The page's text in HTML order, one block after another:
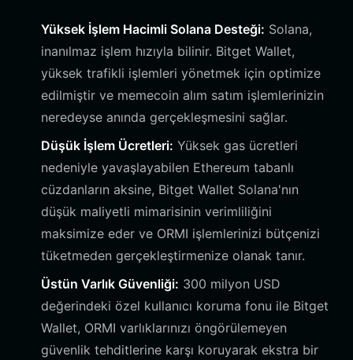
Yüksek İşlem Hacimli Solana Desteği: Solana,
inanılmaz işlem hızıyla bilinir. Bitget Wallet,
yüksek trafikli işlemleri yönetmek için optimize
edilmiştir ve memecoin alım satım işlemlerinizin
neredeyse anında gerçekleşmesini sağlar.
Düşük İşlem Ücretleri: Yüksek gas ücretleri
nedeniyle yavaşlayabilen Ethereum tabanlı
cüzdanların aksine, Bitget Wallet Solana'nın
düşük maliyetli mimarisinin verimliliğini
maksimize eder ve ORMI işlemlerinizi bütçenizi
tüketmeden gerçekleştirmenize olanak tanır.
Üstün Varlık Güvenliği: 300 milyon USD
değerindeki özel kullanıcı koruma fonu ile Bitget
Wallet, ORMI varlıklarınızı öngörülemeyen
güvenlik tehditlerine karşı koruyarak ekstra bir